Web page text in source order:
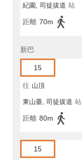
紀園, 司徒拔道 站
距離 70m
新巴
15
往 山頂
東山臺, 司徒拔道 站
距離 80m
15